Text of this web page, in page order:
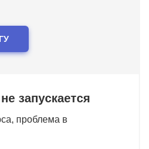
запускается
проблема в